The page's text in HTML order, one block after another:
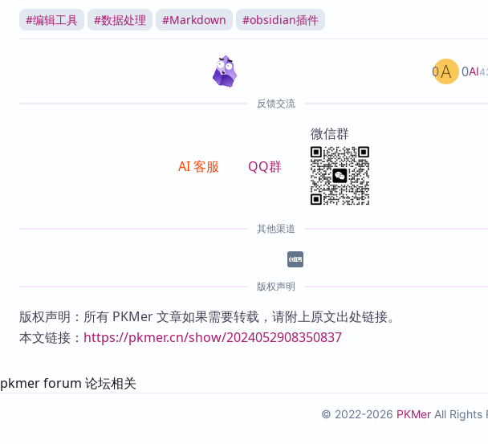
#编辑工具 #数据处理 #Markdown #obsidian插件
AI
0 0
反馈交流
AI 客服 QQ群
微信群
其他渠道
版权声明
版权声明：所有 PKMer 文章如果需要转载，请附上原文出处链接。
本文链接： https://pkmer.cn/show/2024052908350837
pkmer forum 论坛相关
© 2022-2026 PKMer All